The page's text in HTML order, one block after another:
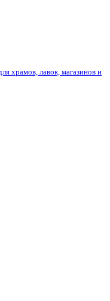
храмов, лавок, магазинов и